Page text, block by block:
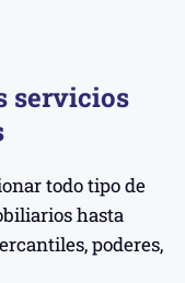
servicios
todo tipo de
hasta
poderes,